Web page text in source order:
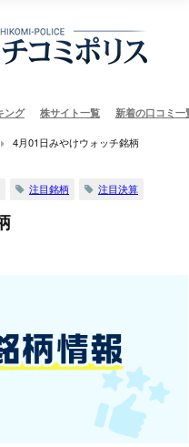
ング 株サイト一覧 新着の口コミ一
4月01日みやけウォッチ銘柄
注目銘柄 注目決算